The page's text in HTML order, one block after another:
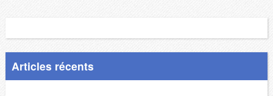
Articles récents